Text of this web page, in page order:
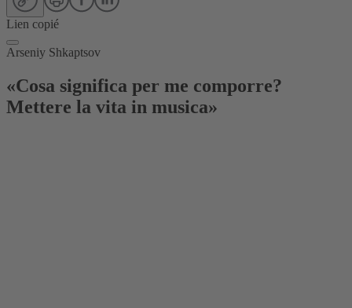
Lien copié
Arseniy Shkaptsov
«Cosa significa per me comporre?
Mettere la vita in musica»